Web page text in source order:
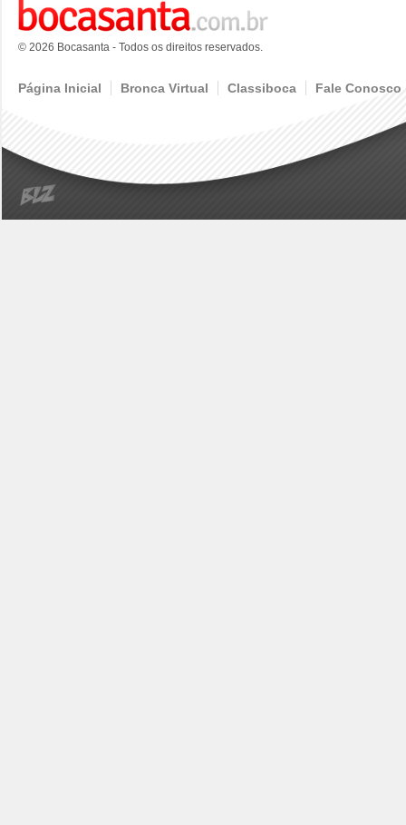
© 2026 Bocasanta - Todos os direitos reservados.
Página Inicial Bronca Virtual Classiboca Fale Conosco